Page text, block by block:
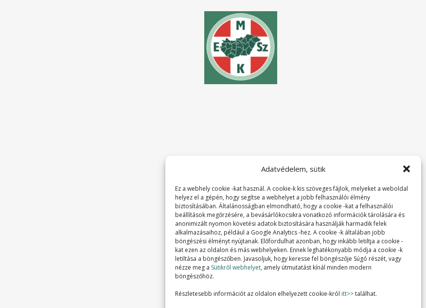
Adatvédelem, sütik
Ez a webhely cookie -kat használ. A cookie-k kis szöveges fájlok, melyeket a weboldal
helyez el a gépén, hogy segítse a webhelyet a jobb felhasználói élmény
biztosításában. Általánosságban elmondható, hogy a cookie -kat a felhasználói
beállítások megőrzésére, a bevásárlókocsikra vonatkozó információk tárolására és
anonimizált nyomon követési adatok biztosítására használják harmadik felek
alkalmazásaihoz, például a Google Analytics -hez. A cookie -k általában jobb
böngészési élményt nyújtanak. Előfordulhat azonban, hogy inkább letiltja a cookie -
kat ezen az oldalon és más webhelyeken. Ennek leghatékonyabb módja a cookie -k
letiltása a böngészőben. Javasoljuk, hogy keresse fel böngészője Súgó részét, vagy
nézze meg a Sütikről webhelyet, amely útmutatást kínál minden modern
böngészőhöz.
Részletesebb információt az oldalon elhelyezett cookie-król itt>>találhat.